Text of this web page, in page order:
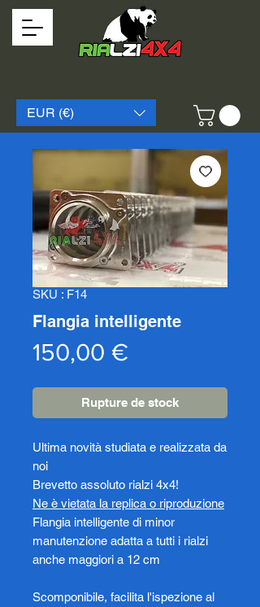
EUR (€)
SKU : F14
Flangia intelligente
150,00 €
Rupture de stock
Ultima novità studiata e realizzata da
noi
Brevetto assoluto rialzi 4x4!
Ne è vietata la replica o riproduzione
Flangia intelligente di minor
manutenzione adatta a tutti i rialzi
anche maggiori a 12 cm
Scomponibile, facilita l'ispezione al